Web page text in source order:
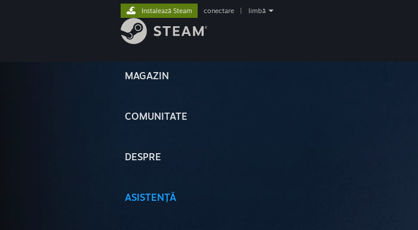
MAGAZIN
COMUNITATE
DESPRE
ASISTENȚĂ
Instalează Steam conectare limbă